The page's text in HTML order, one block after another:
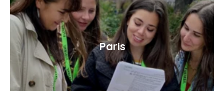
Paris